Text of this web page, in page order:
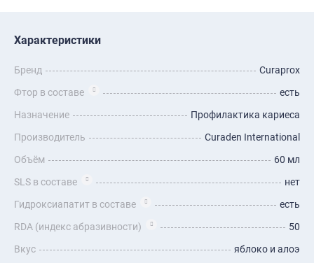
Характеристики
Бренд
Curaprox
Фтор в составе
есть
Назначение
Профилактика кариеса
Производитель
Curaden International
Объём
60 мл
SLS в составе
нет
Гидроксиапатит в составе
есть
RDA (индекс абразивности)
50
Вкус
яблоко и алоэ